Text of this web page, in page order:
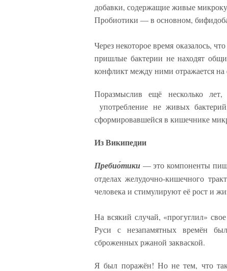
добавки, содержащие живые
Пробиотики ― в основном,
Через некоторое время оказалось,
пришлые бактерии не находят
конфликт между ними отражается на
Поразмыслив ещё несколько
употребление не живых
сформировавшейся в кишечнике
Из Википедии
Пребио́тики — это компоненты
отделах желудочно-кишечного
человека и стимулируют её рост и
На всякий случай, «прогуглил»
Руси с незапамятных времён
сброженных ржаной закваской.
Я был поражён! Но не тем, что